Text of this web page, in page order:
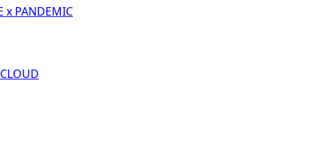
PANDEMIC